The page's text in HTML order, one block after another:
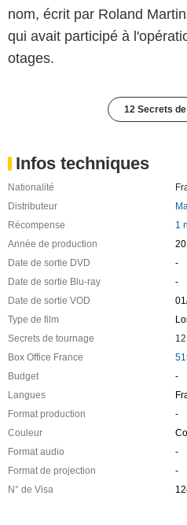
nom, écrit par Roland
qui avait participé à
otages.
12 Secrets
Infos techniques
Nationalité
Distributeur
Récompense
1
Année de production
Date de sortie DVD
-
Date de sortie Blu-ray
-
Date de sortie VOD
Type de film
Secrets de tournage
Box Office France
Budget
-
Langues
Format production
-
Couleur
Format audio
-
Format de projection
-
N° de Visa